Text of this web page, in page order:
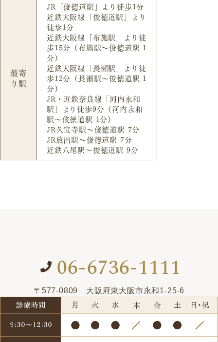
最寄
り駅
JR「俊徳道駅」より徒歩1分
近鉄大阪線「俊徳道駅」より
徒歩1分
近鉄大阪線「布施駅」より徒
歩15分（布施駅～俊徳道駅 1
分）
近鉄大阪線「長瀬駅」より徒
歩12分（長瀬駅～俊徳道駅 1
分）
JR・近鉄奈良線「河内永和
駅」より徒歩9分（河内永和
駅～俊徳道駅 1分）
JR久宝寺駅～俊徳道駅 7分
JR放出駅～俊徳道駅 7分
近鉄八尾駅～俊徳道駅 9分
〒577-0809 大阪府東大阪市永和1-25-6